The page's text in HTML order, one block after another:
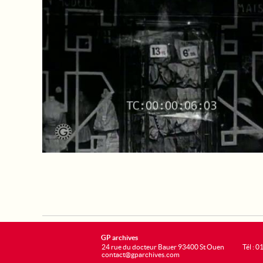
GP archives
24 rue du docteur Bauer 93400 St Ouen
contact@gparchives.com
Tél :